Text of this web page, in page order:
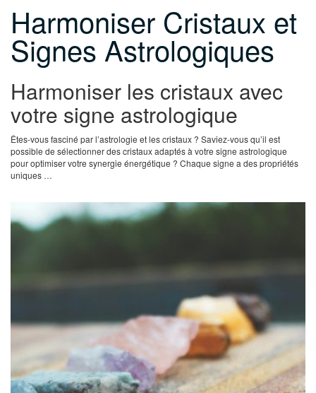
Harmoniser Cristaux et
Signes Astrologiques
Harmoniser les cristaux avec
votre signe astrologique
Êtes-vous fasciné par l’astrologie et les cristaux ? Saviez-vous qu’il est
possible de sélectionner des cristaux adaptés à votre signe astrologique
pour optimiser votre synergie énergétique ? Chaque signe a des propriétés
uniques …